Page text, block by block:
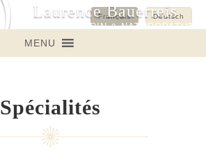
Français Deutsch
Laurence Bauerreis
HEILPRAKTIKERIN & NATUROPATHE
MENU
Spécialités